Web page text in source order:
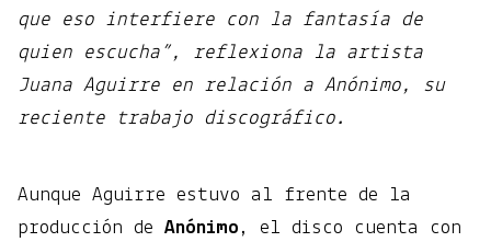
que eso interfiere con la fantasía de
quien escucha”, reflexiona la artista
Juana Aguirre en relación a Anónimo, su
reciente trabajo discográfico.
Aunque Aguirre estuvo al frente de la
producción de Anónimo , el disco cuenta con